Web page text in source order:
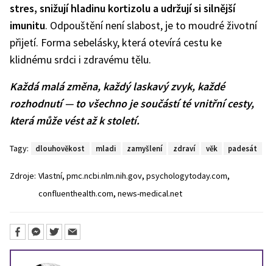
stres, snižují hladinu kortizolu a udržují si silnější
imunitu. Odpouštění není slabost, je to moudré životní
přijetí. Forma sebelásky, která otevírá cestu ke
klidnému srdci i zdravému tělu.
Každá malá změna, každý laskavý zvyk, každé
rozhodnutí — to všechno je součástí té vnitřní cesty,
která může vést až k století.
Tagy: dlouhověkost mladi zamyšlení zdraví věk padesát
Zdroje: Vlastní, pmc.ncbi.nlm.nih.gov, psychologytoday.com,
confluenthealth.com, news-medical.net